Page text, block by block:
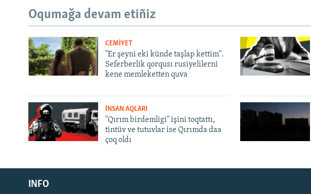
Русский
Українською
Oqumağa devam etiñiz
CEMİYET
"Er şeyni eki künde taşlap kettim".
Seferberlik qorqusı rusiyelilerni
kene memleketten quva
İNSAN AQLARI
"Qırım birdemligi" işini toqtattı,
tintüv ve tutuvlar ise Qırımda daa
çoq oldı
INFO